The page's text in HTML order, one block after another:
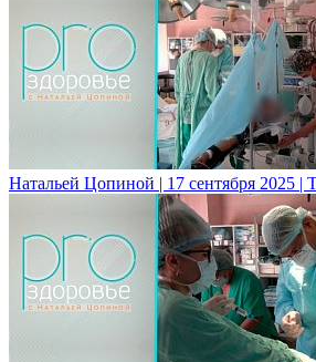
Натальей Цопиной | 17 сентября 2025 |